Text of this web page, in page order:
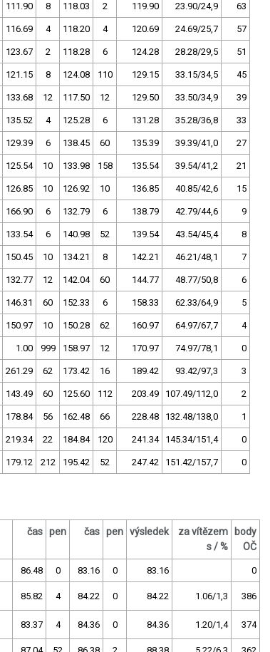
111.90 8 118.03 2 119.90 23.90/24,9 63
116.69 4 118.20 4 120.69 24.69/25,7 57
123.67 2 118.28 6 124.28 28.28/29,5 51
121.15 8 124.08 110 129.15 33.15/34,5 45
133.68 12 117.50 12 129.50 33.50/34,9 39
135.52 4 125.28 6 131.28 35.28/36,8 33
129.39 6 138.45 60 135.39 39.39/41,0 27
125.54 10 133.98 158 135.54 39.54/41,2 21
126.85 10 126.92 10 136.85 40.85/42,6 15
166.90 6 132.79 6 138.79 42.79/44,6 9
133.54 6 140.98 52 139.54 43.54/45,4 8
150.45 10 134.21 8 142.21 46.21/48,1 7
132.77 12 142.04 60 144.77 48.77/50,8 6
146.31 60 152.33 6 158.33 62.33/64,9 5
150.97 10 150.28 62 160.97 64.97/67,7 4
1.00 999 158.97 12 170.97 74.97/78,1 0
261.29 62 173.42 16 189.42 93.42/97,3 3
143.49 60 125.60 112 203.49 107.49/112,0 2
178.84 56 162.48 66 228.48 132.48/138,0 1
219.34 22 184.84 120 241.34 145.34/151,4 0
179.12 212 195.42 52 247.42 151.42/157,7 0
čas pen čas pen výsledek
za vítězem
s / %
body
OČ
86.48 0 83.16 0 83.16 0
85.82 4 84.22 0 84.22 1.06/1,3 386
83.37 4 84.36 0 84.36 1.20/1,4 374